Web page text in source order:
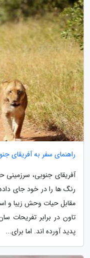
راهنمای سفر به آفریقای
آفریقای جنوبی، سرزمینی
رنگ ها را در خود جای
مقابل حیات وحش زیبا و
تاون در برابر تفریحات
پدید آورده اند. اما برای...